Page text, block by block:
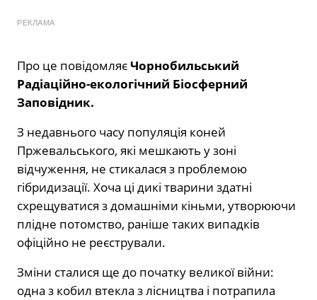
РЕКЛАМА
Про це повідомляєЧорнобильський
Радіаційно-екологічний Біосферний
Заповідник.
З недавнього часу популяція коней
Пржевальського, які мешкають у зоні
відчуження, не стикалася з проблемою
гібридизації. Хоча ці дикі тварини здатні
схрещуватися з домашніми кіньми, утворюючи
плідне потомство, раніше таких випадків
офіційно не реєстрували.
Зміни сталися ще до початку великої війни:
одна з кобил втекла з лісництва і потрапила